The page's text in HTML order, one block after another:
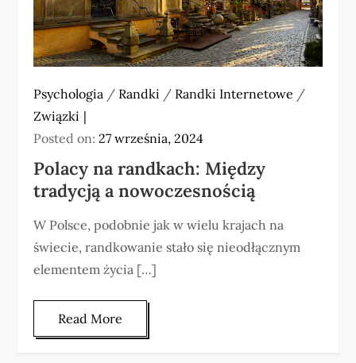
Psychologia / Randki / Randki Internetowe /
Związki
Posted on:27 września, 2024
Polacy na randkach: Między
tradycją a nowoczesnością
W Polsce, podobnie jak w wielu krajach na
świecie, randkowanie stało się nieodłącznym
elementem życia […]
Read More